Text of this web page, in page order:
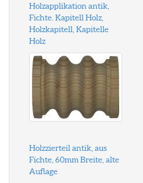
Holzapplikation antik,
Fichte. Kapitell Holz,
Holzkapitell, Kapitelle
Holz
Holzzierteil antik, aus
Fichte, 60mm Breite, alte
Auflage